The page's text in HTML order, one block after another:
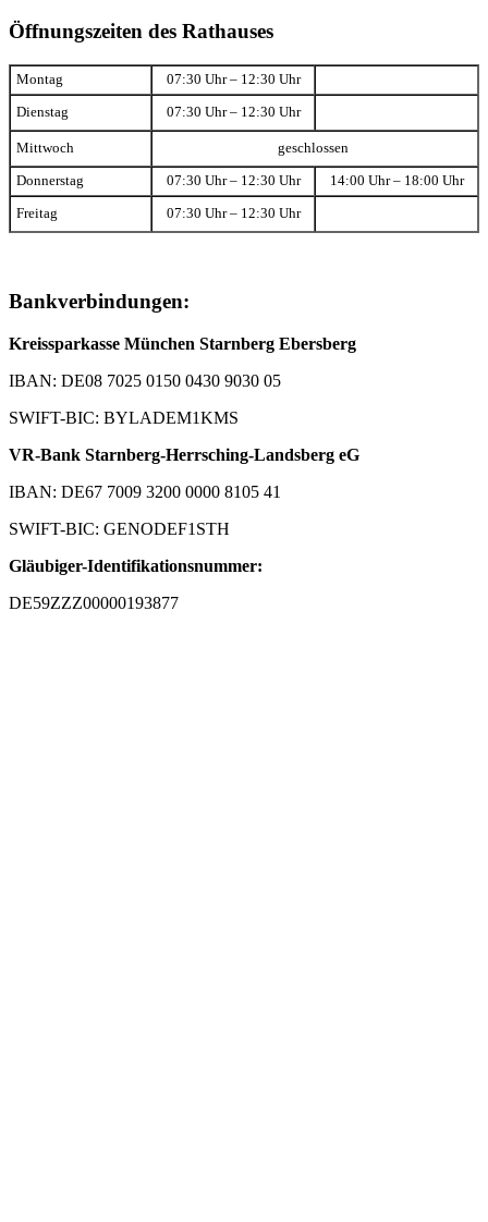
Öffnungszeiten des Rathauses
Montag 07:30 Uhr – 12:30 Uhr
Dienstag 07:30 Uhr – 12:30 Uhr
Mittwoch geschlossen
Donnerstag 07:30 Uhr – 12:30 Uhr 14:00 Uhr – 18:00 Uhr
Freitag 07:30 Uhr – 12:30 Uhr
Bankverbindungen:
Kreissparkasse München Starnberg Ebersberg
IBAN: DE08 7025 0150 0430 9030 05
SWIFT-BIC: BYLADEM1KMS
VR-Bank Starnberg-Herrsching-Landsberg eG
IBAN: DE67 7009 3200 0000 8105 41
SWIFT-BIC: GENODEF1STH
Gläubiger-Identifikationsnummer:
DE59ZZZ00000193877